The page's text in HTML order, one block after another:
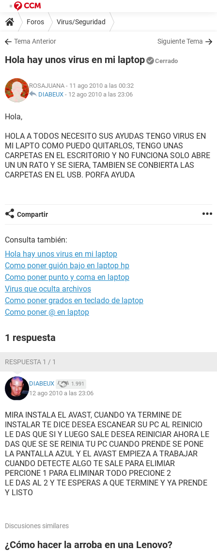
Foros Virus/Seguridad
Tema Anterior Siguiente Tema
Hola hay unos virus en mi laptop Cerrado
ROSAJUANA - 11 ago 2010 a las 00:32
DIABEUX - 12 ago 2010 a las 23:06
Hola,
HOLA A TODOS NECESITO SUS AYUDAS TENGO VIRUS EN
MI LAPTO COMO PUEDO QUITARLOS, TENGO UNAS
CARPETAS EN EL ESCRITORIO Y NO FUNCIONA SOLO ABRE
UN UN RATO Y SE SIERA, TAMBIEN SE CONBIERTA LAS
CARPETAS EN EL USB. PORFA AYUDA
Compartir
Consulta también:
Hola hay unos virus en mi laptop
Como poner guión bajo en laptop hp
Como poner punto y coma en laptop
Virus que oculta archivos
Como poner grados en teclado de laptop
Como poner @ en laptop
1 respuesta
RESPUESTA 1 / 1
DIABEUX 1.991
12 ago 2010 a las 23:06
MIRA INSTALA EL AVAST, CUANDO YA TERMINE DE
INSTALAR TE DICE DESEA ESCANEAR SU PC AL REINICIO
LE DAS QUE SI Y LUEGO SALE DESEA REINICIAR AHORA LE
DAS QUE SE SE REINIA TU PC CUANDO PRENDE SE PONE
LA PANTALLA AZUL Y EL AVAST EMPIEZA A TRABAJAR
CUANDO DETECTE ALGO TE SALE PARA ELIMIAR
PERCIONE 1 PARA ELIMINAR TODO PRECIONE 2
LE DAS AL 2 Y TE ESPERAS A QUE TERMINE Y YA PRENDE
Y LISTO
Discusiones similares
¿Cómo hacer la arroba en una Lenovo?